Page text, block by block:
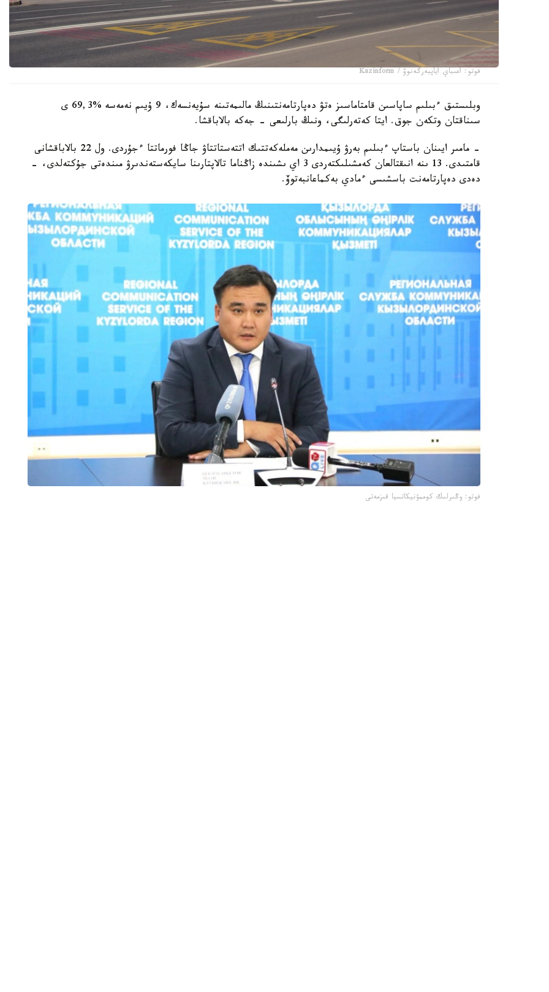
فوتو: اعىباي اياپبەرگەنوۆ / Kazinform
وبلىستىق ءبىلىم ساپاسىن قامتاماسىز ەتۋ دەپارتامەنتىنىڭ مالىمەتىنە سۇيەنسەك، 9 ۇيىم نەمەسە %69,3 ى
سىناقتان وتكەن جوق. ايتا كەتەرلىگى، ونىڭ بارلىعى - جەكە بالاباقشا.
- مامىر ايىنان باستاپ ءبىلىم بەرۋ ۇيىمدارىن مەملەكەتتىك اتتەستاتتاۋ جاڭا فورماتتا ءجۇردى. ول 22 بالاباقشانى
قامتىدى. 13 ىنە انىقتالعان كەمشىلىكتەردى 3 اي ىشىندە زاڭناما تالاپتارىنا سايكەستەندىرۋ مىندەتى جۇكتەلدى، -
دەدى دەپارتامەنت باسشىسى ءمادي بەكماعانبەتوۆ.
فوتو: وڭىرلىك كوممۋنيكاتسيا قىزمەتى